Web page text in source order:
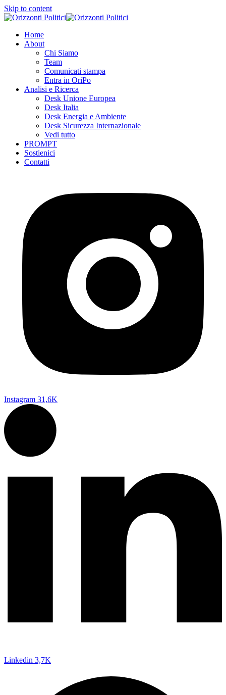
Skip to content
Home
About
Chi Siamo
Team
Comunicati stampa
Entra in OriPo
Analisi e Ricerca
Desk Unione Europea
Desk Italia
Desk Energia e Ambiente
Desk Sicurezza Internazionale
Vedi tutto
PROMPT
Sostienici
Contatti
Instagram 31,6K
Linkedin 3,7K